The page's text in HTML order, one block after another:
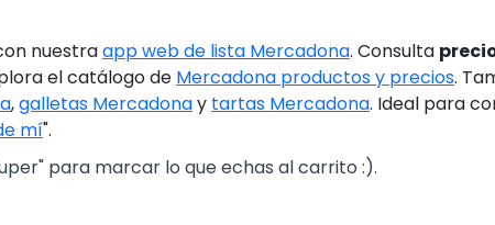
nuestraapp web de lista Mercadona. Consulta
el catálogo de Mercadona productos y precios.
,galletas Mercadonay tartas Mercadona. Ideal para
mí".
para marcar lo que echas al carrito :).